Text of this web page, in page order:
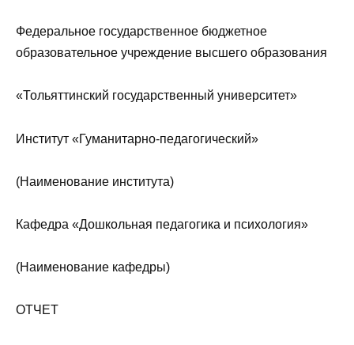
Федеральное государственное бюджетное
образовательное учреждение высшего образования
«Тольяттинский государственный университет»
Институт «Гуманитарно-педагогический»
(Наименование института)
Кафедра «Дошкольная педагогика и психология»
(Наименование кафедры)
ОТЧЕТ